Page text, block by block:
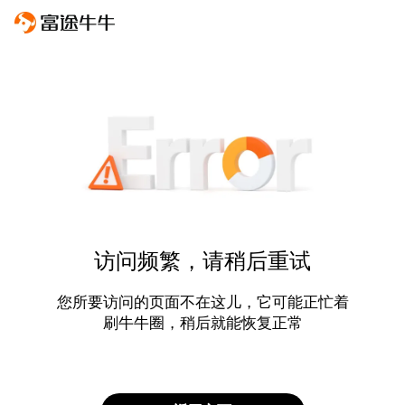
访问频繁，请稍后重试
您所要访问的页面不在这儿，它可能正忙着
刷牛牛圈，稍后就能恢复正常